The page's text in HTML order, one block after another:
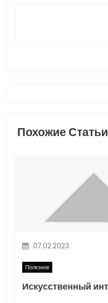
и
а
п
и
Похожие Статьи
07.02.2023
Полезное